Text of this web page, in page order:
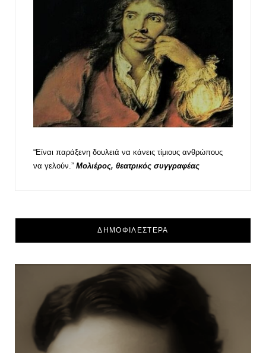
“Είναι παράξενη δουλειά να κάνεις τίμιους ανθρώπους
να γελούν.” Μολιέρος, θεατρικός συγγραφέας
ΔΗΜΟΦΙΛΕΣΤΕΡΑ